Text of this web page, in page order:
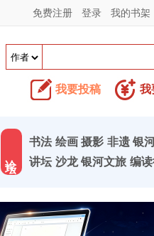
免费注册 登录 我的书架
我要投稿 我
书法 绘画 摄影 非遗 银
讲坛 沙龙 银河文旅 编